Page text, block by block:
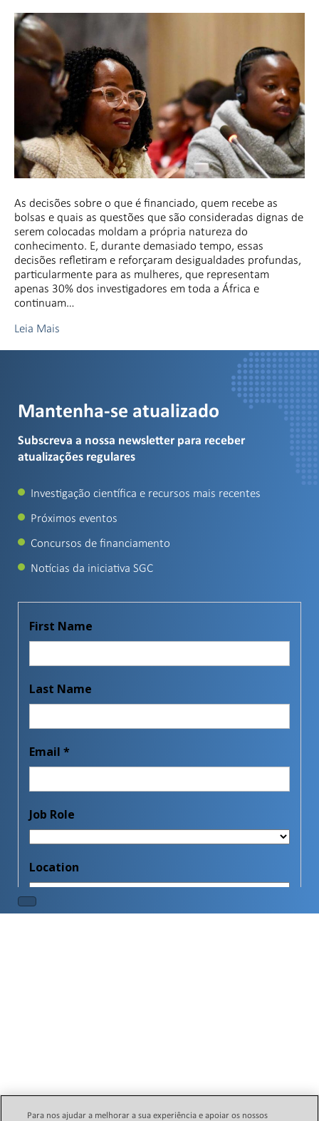
As decisões sobre o que é financiado, quem recebe as
bolsas e quais as questões que são consideradas dignas de
serem colocadas moldam a própria natureza do
conhecimento. E, durante demasiado tempo, essas
decisões refletiram e reforçaram desigualdades profundas,
particularmente para as mulheres, que representam
apenas 30% dos investigadores em toda a África e
continuam…
Leia Mais
Mantenha-se atualizado
Subscreva a nossa newsletter para receber
atualizações regulares
Investigação científica e recursos mais recentes
Próximos eventos
Concursos de financiamento
Notícias da iniciativa SGC
Para nos ajudar a melhorar a sua experiência e apoiar os nossos